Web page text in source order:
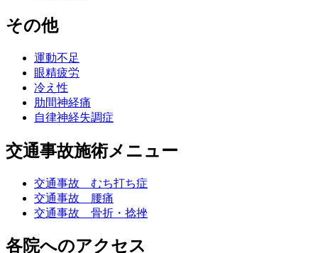
その他
運動不足
眼精疲労
冷え性
肋間神経痛
自律神経失調症
交通事故施術メニュー
交通事故 むち打ち症
交通事故 腰痛
交通事故 骨折・捻挫
各院へのアクセス